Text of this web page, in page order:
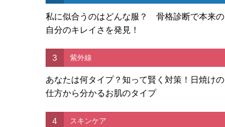
私に似合うのはどんな服？ 骨格診断で本来の
自分のキレイさを発見！
3 紫外線
あなたは何タイプ？知って賢く対策！日焼けの
仕方から分かるお肌のタイプ
4 スキンケア